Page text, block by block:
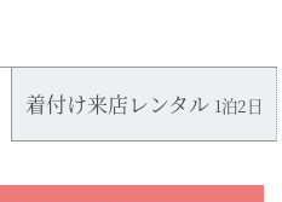
着付け来店レンタル 1泊2日